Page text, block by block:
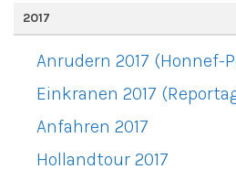
2017
Anrudern 2017 (Honnef-
Einkranen 2017
Anfahren 2017
Hollandtour 2017